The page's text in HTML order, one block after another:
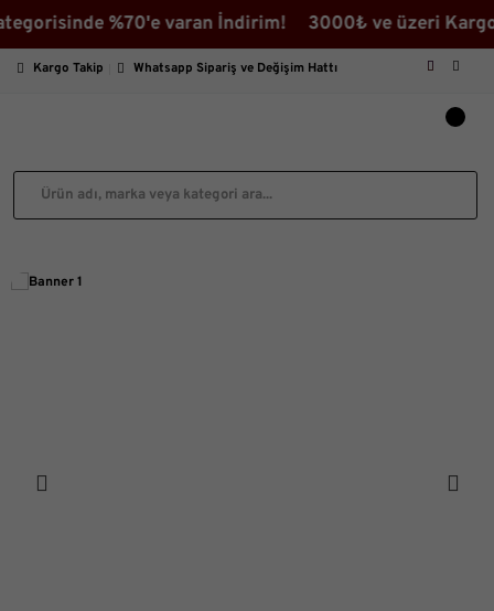
%70'e varan İndirim! 3000₺ ve üzeri
Kargo Takip Whatsapp Sipariş ve Değişim Hattı